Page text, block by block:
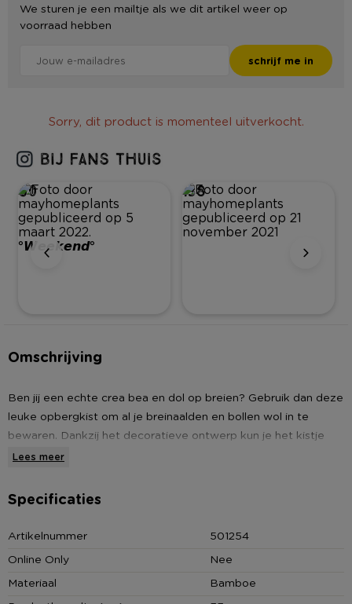
We sturen je een mailtje als we dit artikel weer op
voorraad hebben
schrijf me in
Sorry, dit product is momenteel uitverkocht.
90 138
Omschrijving
Ben jij een echte crea bea en dol op breien? Gebruik dan deze
leuke opbergkist om al je breinaalden en bollen wol in te
bewaren. Dankzij het decoratieve ontwerp kun je het kistje
gewoon in de woonkamer bij de bank neerzetten. Op die
op de bank op je gemakje aan de slag met het breien van een
nieuwe sjaal voor de koude wintermaanden. Handig! Zet
eventueel twee of zelfs drie mandjes bij elkaar om nog meer
om kleuren te sorteren, zodat je altijd precies weet waar alles
ligt. Neutrale kleuren in het ene kistje en felle kleuren in de
Lees meer
Specificaties
Artikelnummer
501254
Online Only
Nee
Materiaal
Bamboe